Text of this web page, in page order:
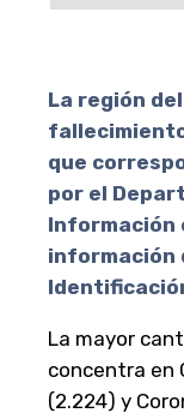
La región
que
por el
Información
información
La mayor
concentra en
(2.224) y